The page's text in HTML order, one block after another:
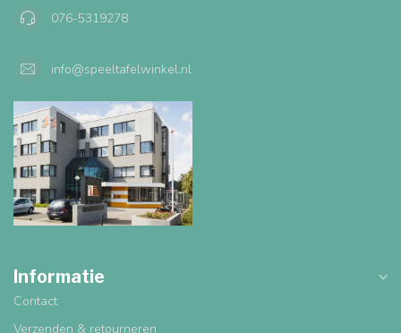
076-5319278
info@speeltafelwinkel.nl
Informatie
Contact
Verzenden & retourneren